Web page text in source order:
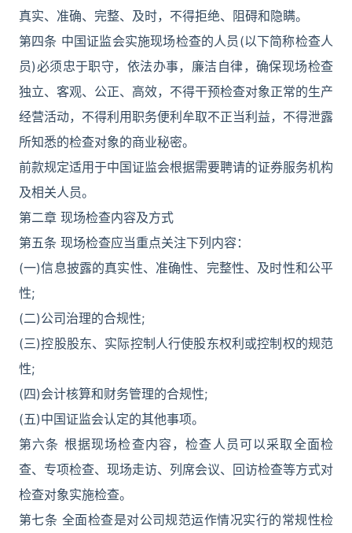
真实、准确、完整、及时，不得拒绝、阻碍和隐瞒。
第四条 中国证监会实施现场检查的人员(以下简称检查人
员)必须忠于职守，依法办事，廉洁自律，确保现场检查
独立、客观、公正、高效，不得干预检查对象正常的生产
经营活动，不得利用职务便利牟取不正当利益，不得泄露
所知悉的检查对象的商业秘密。
前款规定适用于中国证监会根据需要聘请的证券服务机构
及相关人员。
第二章 现场检查内容及方式
第五条 现场检查应当重点关注下列内容：
(一)信息披露的真实性、准确性、完整性、及时性和公平
性;
(二)公司治理的合规性;
(三)控股股东、实际控制人行使股东权利或控制权的规范
性;
(四)会计核算和财务管理的合规性;
(五)中国证监会认定的其他事项。
第六条 根据现场检查内容，检查人员可以采取全面检
查、专项检查、现场走访、列席会议、回访检查等方式对
检查对象实施检查。
第七条 全面检查是对公司规范运作情况实行的常规性检